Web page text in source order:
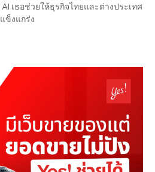
เธอช่วยให้ธุรกิจไทยและต่างประเทศ
ข็งแกร่ง